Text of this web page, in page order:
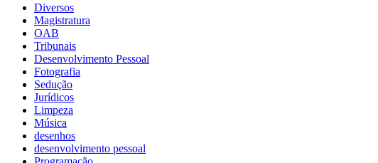
Diversos
Magistratura
OAB
Tribunais
Desenvolvimento Pessoal
Fotografia
Sedução
Jurídicos
Limpeza
Música
desenhos
desenvolvimento pessoal